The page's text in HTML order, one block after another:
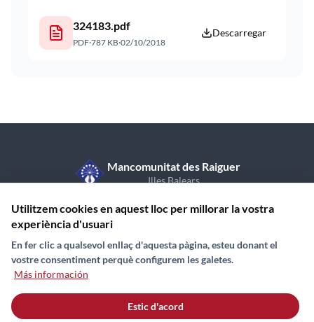
324183.pdf
PDF·787 KB·02/10/2018
Descarregar
Mancomunitat des Raiguer
Illes Balears
07350 Binissalem (Illes Balears)
ContactoNoticias
Utilitzem cookies en aquest lloc per millorar la vostra
experiència d'usuari
En fer clic a qualsevol enllaç d'aquesta pàgina, esteu donant el
vostre consentiment perquè configurem les galetes.
Más información
Estic d'acord